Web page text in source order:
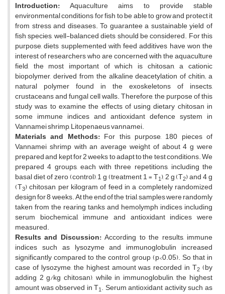
Introduction: Aquaculture aims to provide stable
environmental conditions for fish to be able to grow and protect it
from stress and diseases. To guarantee a sustainable yield of
fish species, well-balanced diets should be considered. For this
purpose, diets supplemented with feed additives have won the
interest of researchers who are concerned with the aquaculture
field, the most important of which is chitosan, a cationic
biopolymer, derived from the alkaline deacetylation of chitin; a
natural polymer found in the exoskeletons of insects,
crustaceans and fungal cell walls. Therefore, the purpose of this
study was to examine the effects of using dietary chitosan in
some immune indices and antioxidant defence system in
Vannamei shrimp, Litopenaeus vannamei.
Materials and Methods:For this purpose, 180 pieces of
Vannamei shrimp with an average weight of about 4 g were
prepared and kept for 2 weeks to adapt to the test conditions. We
prepared 4 groups, each with three repetitions, including the
basal diet of zero (control), 1 g (treatment 1 = T1), 2 g (T2) and 4 g
(T3) chitosan per kilogram of feed in a completely randomized
design for 8 weeks. At the end of the trial, samples were randomly
taken from the rearing tanks and hemolymph indices including
serum biochemical, immune and antioxidant indices were
measured.
Results and Discussion:According to the results, immune
indices such as lysozyme and immunoglobulin increased
significantly compared to the control group (p<0.05). So that in
case of lysozyme, the highest amount was recorded in T2(by
adding 2 g/kg chitosan), while in immunoglobulin, the highest
amount was observed in T1. Serum antioxidant activity such as